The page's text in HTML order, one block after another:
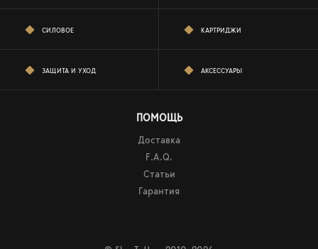
СИЛОВОЕ КАРТРИДЖИ
ЗАЩИТА И УХОД АКСЕССУАРЫ
ПОМОЩЬ
Доставка
F.A.Q.
Статьи
Гарантия